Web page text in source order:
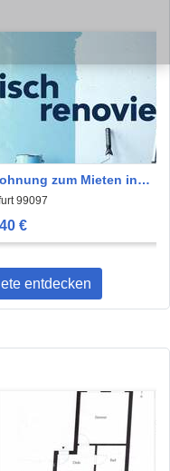
zum Mieten in
340 € 47.99 m²
99097
€
entdecken